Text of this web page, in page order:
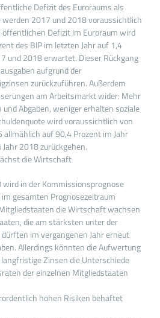
Defizit des Euroraums als
werden 2017 und 2018 voraussichtlich
Defizit im Euroraum wird
des BIP im letzten Jahr auf 1,4
und 2018 erwartet. Dieser Rückgang
aufgrund der
zurückzuführen. Außerdem
am Arbeitsmarkt wider: Mehr
Abgaben, weniger erhalten soziale
wird voraussichtlich von
auf 90,4 Prozent im Jahr
2018 zurückgehen.
die Wirtschaft
in der Kommissionsprognose
gesamten Prognosezeitraum
die Wirtschaft wachsen
die am stärksten unter der
im vergangenen Jahr erneut
Allerdings könnten die Aufwertung
Zinsen die Unterschiede
der einzelnen Mitgliedstaaten
hohen Risiken behaftet